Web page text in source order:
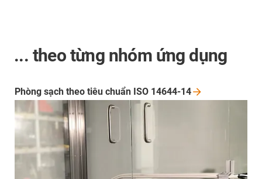
... theo từng nhóm ứng dụng
Phòng sạch theo tiêu chuẩn ISO 14644-14